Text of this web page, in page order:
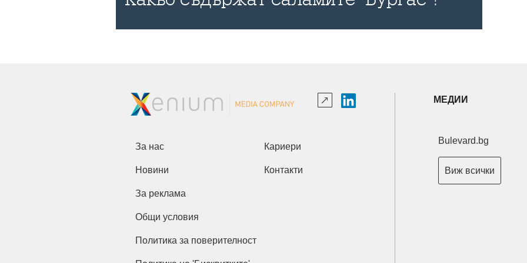
За нас Кариери
Новини Контакти
За реклама
Общи условия
Политика за поверителност
МЕДИИ
Bulevard.bg
Виж всички